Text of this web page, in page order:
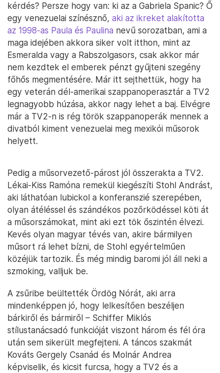
kérdés? Persze hogy van: ki az a Gabriela Spanic? Ő
egy venezuelai színésznő, aki az ikreket alakította
az 1998-as Paula és Paulina nevű sorozatban, ami a
maga idejében akkora siker volt itthon, mint az
Esmeralda vagy a Rabszolgasors, csak akkor már
nem kezdtek el emberek pénzt gyűjteni szegény
főhős megmentésére. Már itt sejthettük, hogy ha
egy veterán dél-amerikai szappanoperasztár a TV2
legnagyobb húzása, akkor nagy lehet a baj. Elvégre
már a TV2-n is rég török szappanoperák mennek a
divatból kiment venezuelai meg mexikói műsorok
helyett.
Pedig a műsorvezető-párost jól összerakta a TV2.
Lékai-Kiss Ramóna remekül kiegészíti Stohl Andrást,
aki láthatóan lubickol a konferanszié szerepében,
olyan átéléssel és szándékos pozőrködéssel köti át
a műsorszámokat, mint aki ezt tök őszintén élvezi.
Kevés olyan magyar tévés van, akire bármilyen
műsort rá lehet bízni, de Stohl egyértelműen
közéjük tartozik. És még mindig baromi jól áll neki a
szmoking, valljuk be.
A zsűribe beültették Ördög Nórát, aki arra
mindenképpen jó, hogy lelkesítően beszéljen
bárkiről és bármiről – Schiffer Miklós
stílustanácsadó funkcióját viszont három és fél óra
után sem sikerült megfejteni. A táncos szakmát
Kováts Gergely Csanád és Molnár Andrea
képviselik, és kicsit furcsa, hogy a TV2 és a